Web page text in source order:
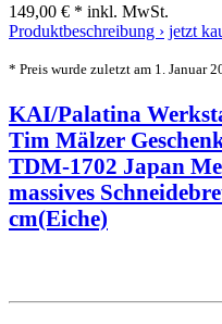
149,00 € * inkl. MwSt.
Produktbeschreibung › jetzt
* Preis wurde zuletzt am 1. Januar
KAI/Palatina
Tim Mälzer
TDM-1702 Japan
massives
cm(Eiche)